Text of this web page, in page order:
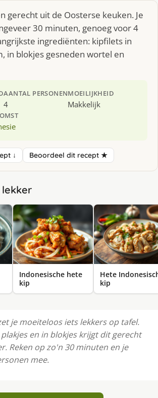
gerecht uit de Oosterse keuken. Je
30 minuten, genoeg voor 4
ingrediënten: kipfilets in
in blokjes gesneden wortel en
AANTAL PERSONEN
4
MOEILIJKHEID
Makkelijk
↓ Beoordeel dit recept ★
lekker
Indonesische hete
kip
Hete
kip
je moeiteloos iets lekkers op tafel.
en in blokjes krijgt dit gerecht
Reken op zo'n 30 minuten en je
mee.